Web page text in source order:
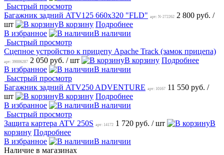
Быстрый просмотр
Багажник задний ATV125 660х320 "FLD" арт: N-272262 2 800 руб. /
шт
В корзину Подробнее
В избранное
В наличии
Быстрый просмотр
Сцепное устройство к прицепу Apache Track (замок прицепа)
арт: 39006287 2 050 руб. / шт В корзину Подробнее
В избранное
В наличии
Быстрый просмотр
Багажник задний ATV250 ADVENTURE арт: 10167 11 550 руб. /
шт
В корзину Подробнее
В избранное
В наличии
Быстрый просмотр
Защита картера ATV 250S арт: 14172 1 720 руб. / шт
В
корзину Подробнее
В избранное
В наличии
Наличие в магазинах